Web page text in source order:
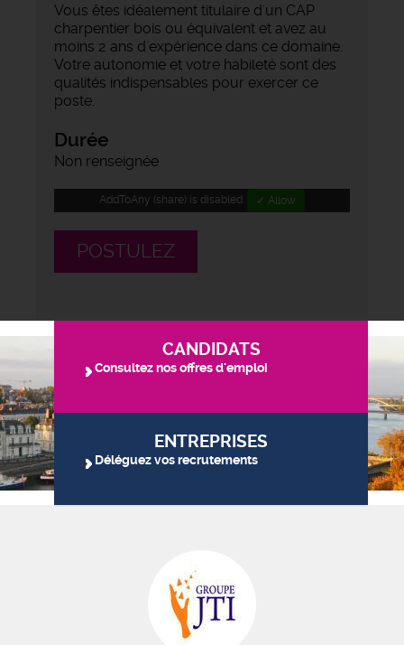
Vous êtes idéalement titulaire d'un CAP
charpentier bois ou équivalent et avez au
moins 2 ans d'expérience dans ce domaine.
Votre autonomie et votre habileté sont des
qualités indispensables pour exercer ce
poste.
Durée
Non renseignée
AddToAny (share) is disabled. ✓ Allow
POSTULEZ
CANDIDATS
Consultez nos offres d'emploi
ENTREPRISES
Déléguez vos recrutements